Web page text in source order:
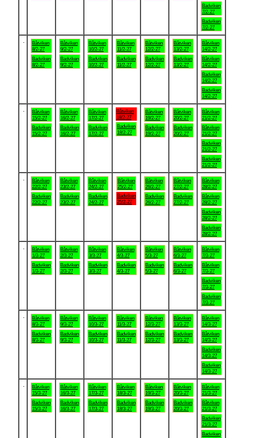
Badviken
7/2-27
Badviken
7/2-27
Båtviken
8/2-27
Badviken
8/2-27
Båtviken
9/2-27
Badviken
9/2-27
Båtviken
10/2-27
Badviken
10/2-27
Båtviken
11/2-27
Badviken
11/2-27
Båtviken
12/2-27
Badviken
12/2-27
Båtviken
13/2-27
Badviken
13/2-27
Båtviken
14/2-27
Båtviken
14/2-27
Badviken
14/2-27
Badviken
14/2-27
Båtviken
15/2-27
Badviken
15/2-27
Båtviken
16/2-27
Badviken
16/2-27
Båtviken
17/2-27
Badviken
17/2-27
Båtviken
18/2-27
Badviken
18/2-27
Båtviken
19/2-27
Badviken
19/2-27
Båtviken
20/2-27
Badviken
20/2-27
Båtviken
21/2-27
Båtviken
21/2-27
Badviken
21/2-27
Badviken
21/2-27
Båtviken
22/2-27
Badviken
22/2-27
Båtviken
23/2-27
Badviken
23/2-27
Båtviken
24/2-27
Badviken
24/2-27
Båtviken
25/2-27
Badviken
25/2-27
Båtviken
26/2-27
Badviken
26/2-27
Båtviken
27/2-27
Badviken
27/2-27
Båtviken
28/2-27
Båtviken
28/2-27
Badviken
28/2-27
Badviken
28/2-27
Båtviken
1/3-27
Badviken
1/3-27
Båtviken
2/3-27
Badviken
2/3-27
Båtviken
3/3-27
Badviken
3/3-27
Båtviken
4/3-27
Badviken
4/3-27
Båtviken
5/3-27
Badviken
5/3-27
Båtviken
6/3-27
Badviken
6/3-27
Båtviken
7/3-27
Båtviken
7/3-27
Badviken
7/3-27
Badviken
7/3-27
Båtviken
8/3-27
Badviken
8/3-27
Båtviken
9/3-27
Badviken
9/3-27
Båtviken
10/3-27
Badviken
10/3-27
Båtviken
11/3-27
Badviken
11/3-27
Båtviken
12/3-27
Badviken
12/3-27
Båtviken
13/3-27
Badviken
13/3-27
Båtviken
14/3-27
Båtviken
14/3-27
Badviken
14/3-27
Badviken
14/3-27
Båtviken
15/3-27
Badviken
15/3-27
Båtviken
16/3-27
Badviken
16/3-27
Båtviken
17/3-27
Badviken
17/3-27
Båtviken
18/3-27
Badviken
18/3-27
Båtviken
19/3-27
Badviken
19/3-27
Båtviken
20/3-27
Badviken
20/3-27
Båtviken
21/3-27
Båtviken
21/3-27
Badviken
21/3-27
Badviken